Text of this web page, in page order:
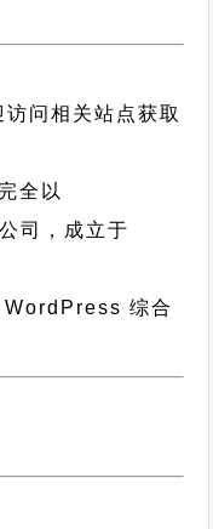
问相关站点获取
全以
司，成立于
综合